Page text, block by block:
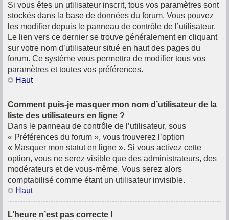
Si vous êtes un utilisateur inscrit, tous vos paramètres sont
stockés dans la base de données du forum. Vous pouvez
les modifier depuis le panneau de contrôle de l’utilisateur.
Le lien vers ce dernier se trouve généralement en cliquant
sur votre nom d’utilisateur situé en haut des pages du
forum. Ce système vous permettra de modifier tous vos
paramètres et toutes vos préférences.
Haut
Comment puis-je masquer mon nom d’utilisateur de la
liste des utilisateurs en ligne ?
Dans le panneau de contrôle de l’utilisateur, sous
« Préférences du forum », vous trouverez l’option
« Masquer mon statut en ligne ». Si vous activez cette
option, vous ne serez visible que des administrateurs, des
modérateurs et de vous-même. Vous serez alors
comptabilisé comme étant un utilisateur invisible.
Haut
L’heure n’est pas correcte !